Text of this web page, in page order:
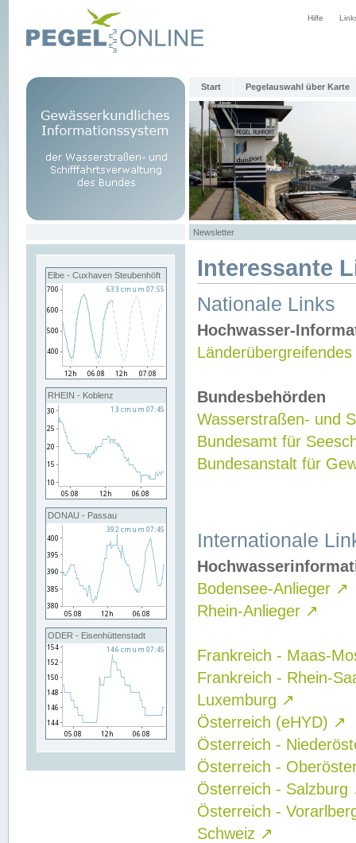
Hilfe
Start Pegelauswahl über Karte
Newsletter
Elbe - Cuxhaven Steubenhöft
RHEIN - Koblenz
DONAU - Passau
ODER - Eisenhüttenstadt
Interessante
Nationale Links
Hochwasser-
Bundesbehörden
Wasserstraßen- und
Bundesamt für
Bundesanstalt für
Internationale
Bodensee-Anlieger ↗
Rhein-Anlieger ↗
Frankreich - Maas-
Frankreich - Rhein-
Luxemburg ↗
Österreich (eHYD) ↗
Österreich -
Österreich -
Österreich - Salzburg
Österreich -
Schweiz ↗